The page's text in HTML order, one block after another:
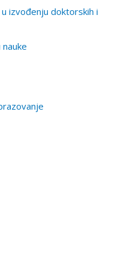
izvođenju doktorskih i